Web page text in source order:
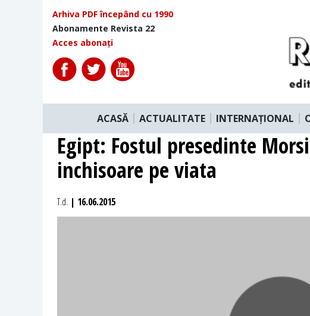
Arhiva PDF începând cu 1990
Abonamente Revista 22
Acces abonați
ACASĂ ACTUALITATE INTERNAȚIONAL
Egipt: Fostul presedinte
inchisoare pe viata
T.d. | 16.06.2015